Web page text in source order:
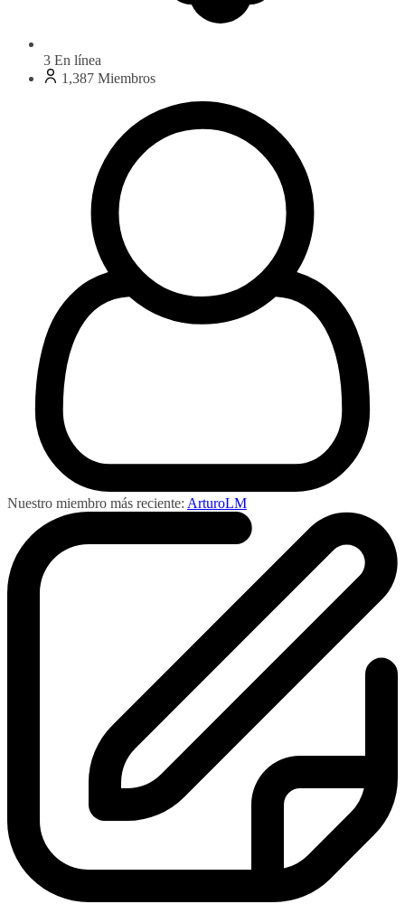
3 En línea
1,387 Miembros
Nuestro miembro más reciente: ArturoLM